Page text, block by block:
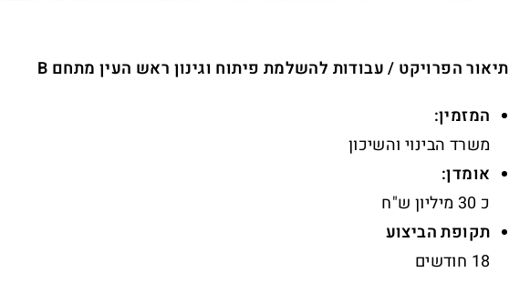
תיאור הפרויקט / עבודות להשלמת פיתוח וגינון ראש העין מתחם B
המזמין:
משרד הבינוי והשיכון
אומדן:
כ 30 מיליון ש"ח
תקופת הביצוע
18 חודשים